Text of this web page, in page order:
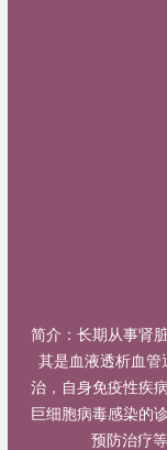
简介： 长期从事肾
其是血液透析血管
治，自身免疫性疾
巨细胞病毒感染的
预防治疗